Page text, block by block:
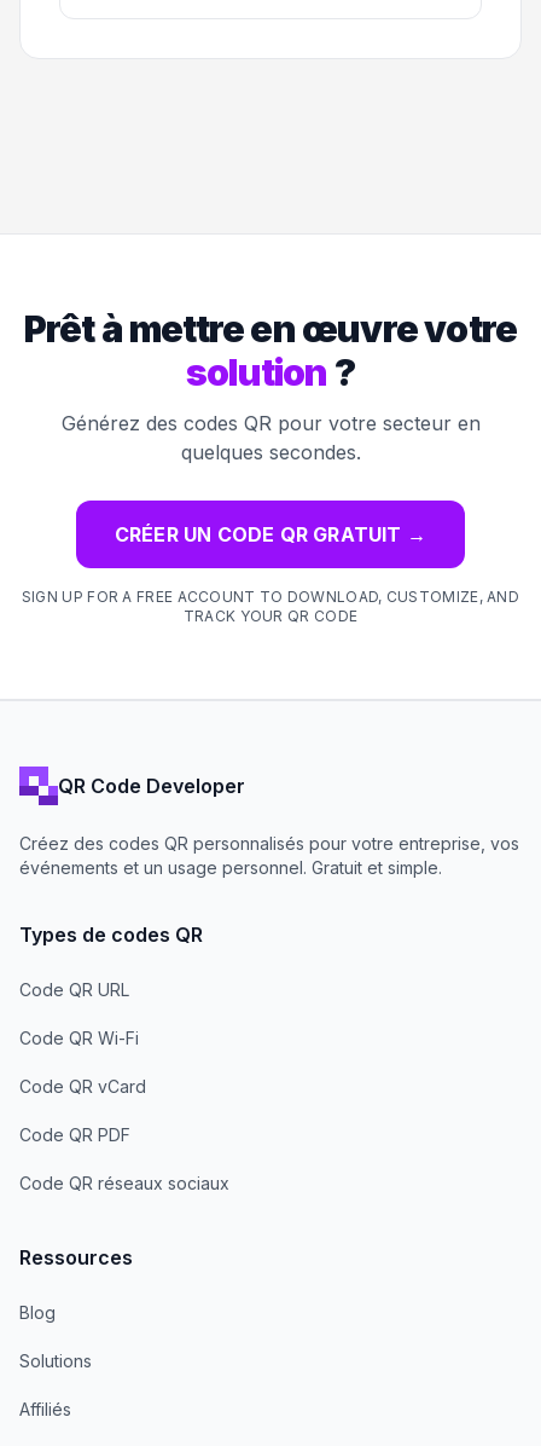
Prêt à mettre en œuvre votre
solution ?
Générez des codes QR pour votre secteur en
quelques secondes.
CRÉER UN CODE QR GRATUIT →
SIGN UP FOR A FREE ACCOUNT TO DOWNLOAD, CUSTOMIZE, AND
TRACK YOUR QR CODE
QR Code Developer
Créez des codes QR personnalisés pour votre entreprise, vos
événements et un usage personnel. Gratuit et simple.
Types de codes QR
Code QR URL
Code QR Wi-Fi
Code QR vCard
Code QR PDF
Code QR réseaux sociaux
Ressources
Blog
Solutions
Affiliés